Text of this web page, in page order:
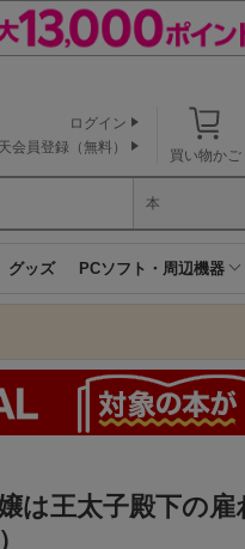
買い物かご
ログイン
会員登録（無料）
本
グッズ PCソフト・周辺機器
は王太子殿下の